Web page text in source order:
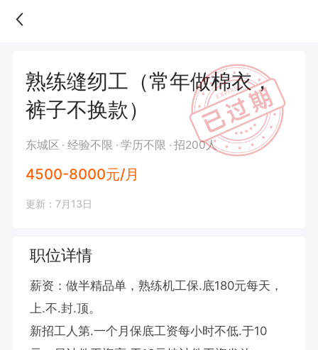
熟练缝纫工（常年做棉衣，
裤子不换款）
东城区 经验不限 学历不限 招200人
4500-8000元/月
更新：7月13日
职位详情
薪资：做半精品单，熟练机工保.底180元每天，
上.不.封.顶。
新招工人第.一个月保底工资每小时不低.于10